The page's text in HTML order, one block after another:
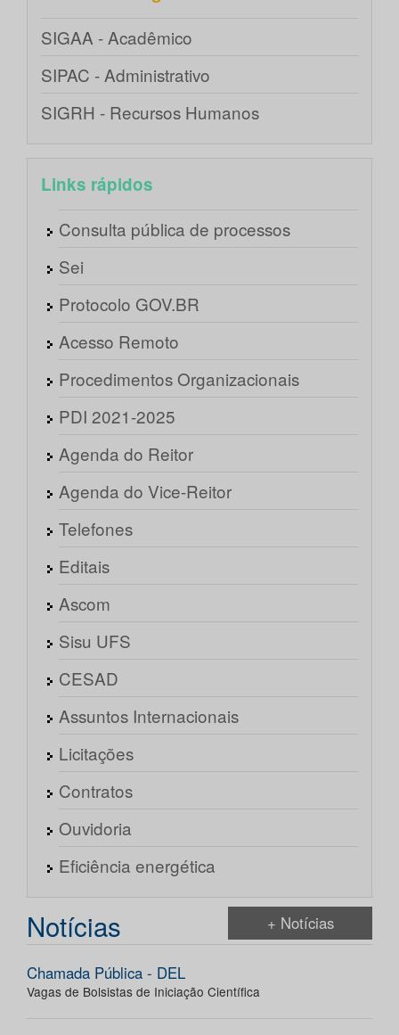
SIGAA - Acadêmico
SIPAC - Administrativo
SIGRH - Recursos Humanos
Links rápidos
Consulta pública de processos
Sei
Protocolo GOV.BR
Acesso Remoto
Procedimentos Organizacionais
PDI 2021-2025
Agenda do Reitor
Agenda do Vice-Reitor
Telefones
Editais
Ascom
Sisu UFS
CESAD
Assuntos Internacionais
Licitações
Contratos
Ouvidoria
Eficiência energética
Notícias + Notícias
Chamada Pública - DEL
Vagas de Bolsistas de Iniciação Científica